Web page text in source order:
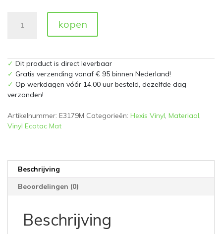
cm
meter
aantal
kopen
✓ Dit product is direct leverbaar
✓ Gratis verzending vanaf € 95 binnen Nederland!
✓ Op werkdagen vóór 14.00 uur besteld, dezelfde dag
verzonden!
Artikelnummer: E3179M Categorieën: Hexis Vinyl, Materiaal,
Vinyl Ecotac Mat
Beschrijving
Beoordelingen (0)
Beschrijving